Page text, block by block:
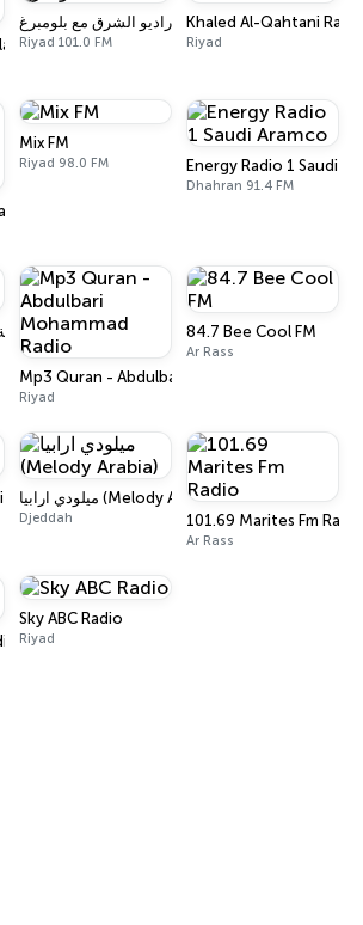
راديو الشرق مع بلومبرغ
Riyad 101.0 FM
Khaled Al-Qahtani
Riyad
Mix FM
Riyad 98.0 FM Energy Radio 1 Saudi
Dhahran 91.4 FM
UFM Radio (إذاعة يو اف ام)
Mp3 Quran - Abdulbari Mohammad Radio
Riyad
84.7 Bee Cool FM
Ar Rass
Aramco ميلودي ارابيا (Melody Arabia)
Djeddah 101.69 Marites Fm Radio
Ar Rass
Sky ABC Radio
Riyad